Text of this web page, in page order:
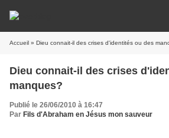
Accueil » Dieu connait-il des crises d'identités ou des
Dieu connait-il des crises
manques?
Publié le 26/06/2010 à 16:47
Par Fils d'Abraham en Jésus mon sauveur